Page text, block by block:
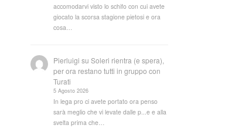
accomodarvi visto lo schifo con cui avete
giocato la scorsa stagione pietosi e ora
cosa…
Pierluigi suSoleri rientra (e spera),
per ora restano tutti in gruppo con
Turati
5 Agosto 2026
In lega pro ci avete portato ora penso
sarà meglio che vi levate dalle p...e e alla
svelta prima che…